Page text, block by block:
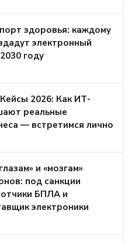
здоровья: каждому
электронный
году
Кейсы 2026: Как ИТ-
реальные
— встретимся лично
и «мозгам»
под санкции
БПЛА и
электроники